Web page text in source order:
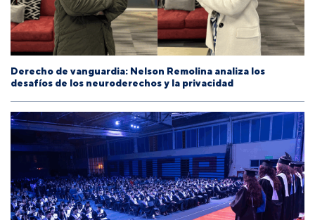
Derecho de vanguardia: Nelson Remolina analiza los
desafíos de los neuroderechos y la privacidad